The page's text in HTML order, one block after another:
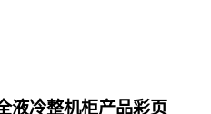
液冷整机柜产品彩页